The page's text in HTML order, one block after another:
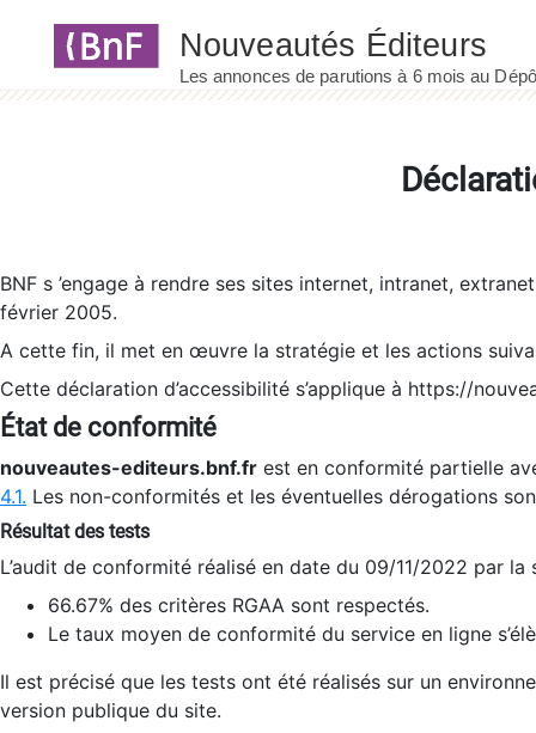
BNF s ’engage à rendre ses sites internet, intranet,
février 2005.
A cette fin, il met en œuvre la stratégie et les actions
Cette déclaration d’accessibilité s’applique à https://
État de conformité
nouveautes-editeurs.bnf.fr est en conformité partielle
4.1. Les non-conformités et les éventuelles dérogations
Résultat des tests
L’audit de conformité réalisé en date du 09/11/2022 par
66.67% des critères RGAA sont respectés.
Le taux moyen de conformité du service en ligne
Il est précisé que les tests ont été réalisés sur un
version publique du site.